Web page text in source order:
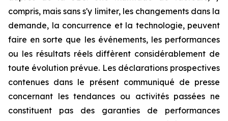
compris, mais sans s'y limiter, les changements dans la
demande, la concurrence et la technologie, peuvent
faire en sorte que les événements, les performances
ou les résultats réels diffèrent considérablement de
toute évolution prévue. Les déclarations prospectives
contenues dans le présent communiqué de presse
concernant les tendances ou activités passées ne
constituent pas des garanties de performances